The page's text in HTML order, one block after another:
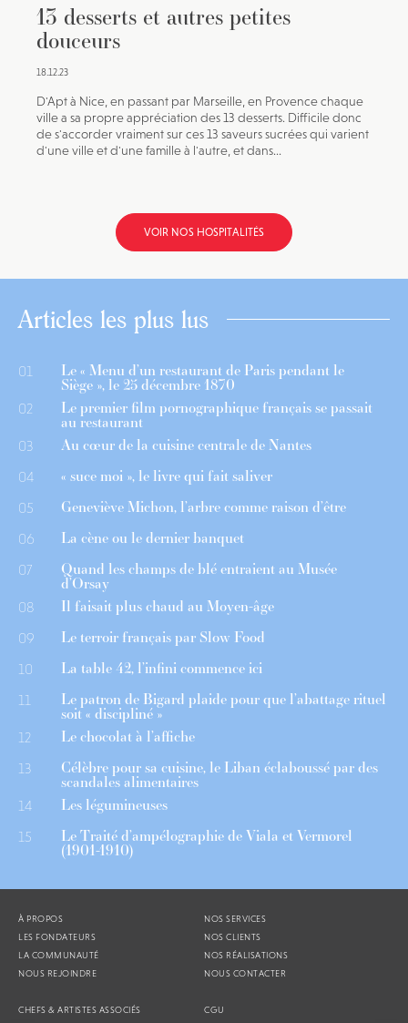
13 desserts et autres petites
douceurs
18.12.23
D'Apt à Nice, en passant par Marseille, en Provence chaque
ville a sa propre appréciation des 13 desserts. Difficile donc
de s'accorder vraiment sur ces 13 saveurs sucrées qui varient
d'une ville et d'une famille à l'autre, et dans...
VOIR NOS HOSPITALITÉS
Articles les plus lus
01 Le « Menu d’un restaurant de Paris pendant le
Siège », le 25 décembre 1870
02 Le premier film pornographique français se passait
au restaurant
03 Au cœur de la cuisine centrale de Nantes
04 « suce moi », le livre qui fait saliver
05 Geneviève Michon, l’arbre comme raison d’être
06 La cène ou le dernier banquet
07 Quand les champs de blé entraient au Musée
d’Orsay
08 Il faisait plus chaud au Moyen-âge
09 Le terroir français par Slow Food
10 La table 42, l’infini commence ici
11 Le patron de Bigard plaide pour que l’abattage rituel
soit « discipliné »
12 Le chocolat à l’affiche
13 Célèbre pour sa cuisine, le Liban éclaboussé par des
scandales alimentaires
14 Les légumineuses
15 Le Traité d’ampélographie de Viala et Vermorel
(1901-1910)
À PROPOS
LES FONDATEURS
LA COMMUNAUTÉ
NOUS REJOINDRE
NOS SERVICES
NOS CLIENTS
NOS RÉALISATIONS
NOUS CONTACTER
CHEFS & ARTISTES ASSOCIÉS CGU